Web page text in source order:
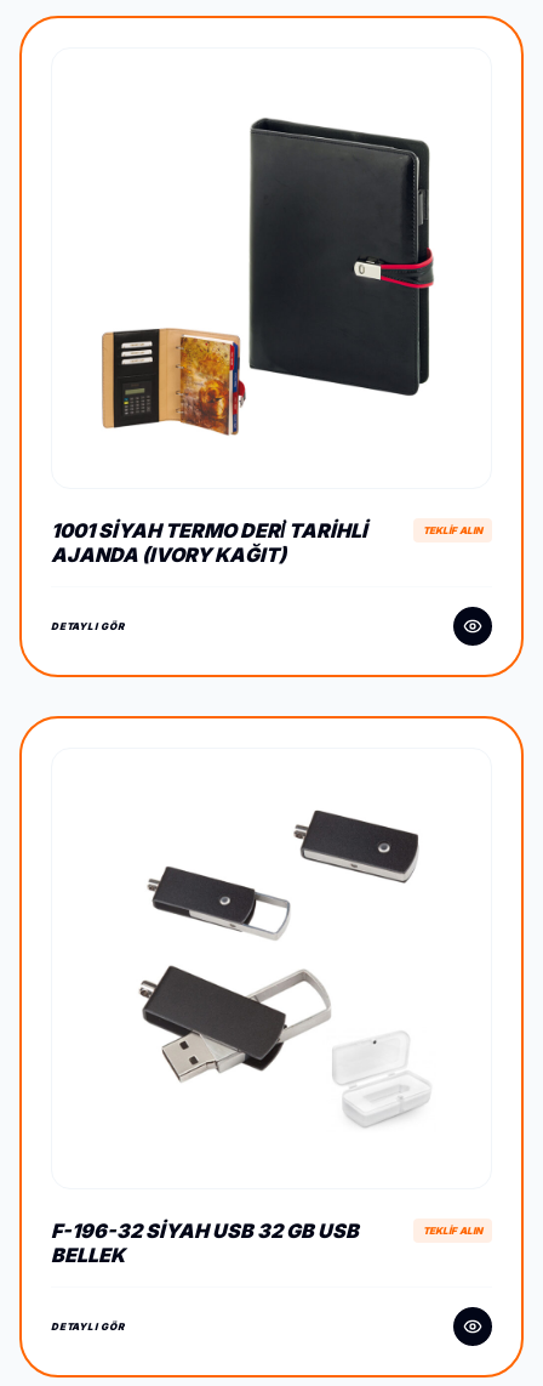
1001 SIYAH TERMO DERİ TARIHLI
AJANDA (IVORY KAĞIT)
TEKLİF ALIN
DETAYLI GÖR
F-196-32 SIYAH USB 32 GB USB
BELLEK
TEKLİF ALIN
DETAYLI GÖR